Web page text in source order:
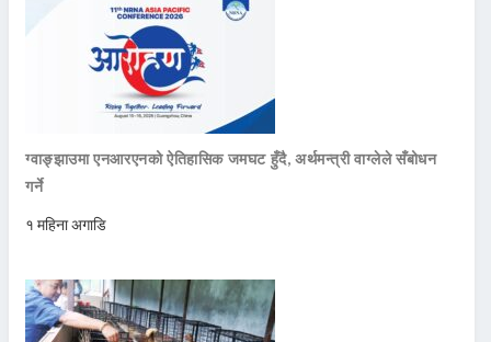
ग्वाङ्झाउमा एनआरएनको ऐतिहासिक जमघट हुँदै, अर्थमन्त्री वाग्लेले सँबोधन
गर्ने
१ महिना अगाडि